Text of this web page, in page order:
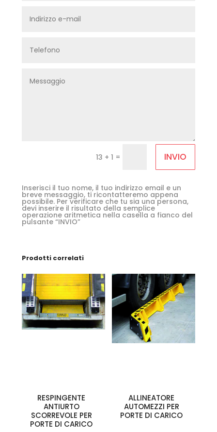
13 + 1 = INVIO
Inserisci il tuo nome, il tuo indirizzo email e un
breve messaggio, ti ricontatteremo appena
possibile. Per verificare che tu sia una persona,
devi inserire il risultato della semplice
operazione aritmetica nella casella a fianco del
pulsante “INVIO”
Prodotti correlati
RESPINGENTE
ANTIURTO
SCORREVOLE PER
PORTE DI CARICO
ALLINEATORE
AUTOMEZZI PER
PORTE DI CARICO